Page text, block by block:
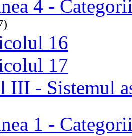
4 -
16
17
III - Sistemul
1 -